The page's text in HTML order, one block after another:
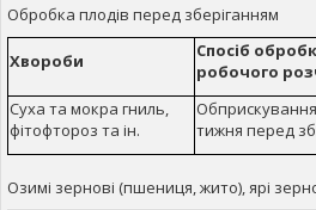
Обробка плодів перед зберіганням
Хвороби
Спосіб
робочого
Суха та мокра гниль,
фітофтороз та ін.
тижня перед
Озимі зернові (пшениця, жито), ярі